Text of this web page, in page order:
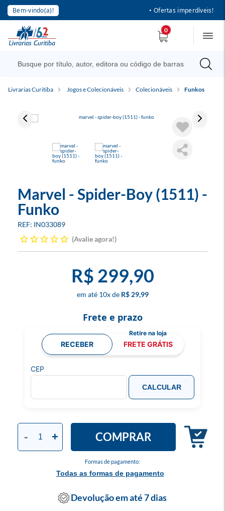
Bem-vindo(a)! • Ofertas imperdíveis!
0
Livrarias Curitiba Jogos e Colecionáveis Colecionáveis Funkos
Marvel - Spider-Boy (1511) -
Funko
IN033089
Avalie agora!
R$ 299,90
10x R$ 29,99
Formas de pagamento:
Todas as formas de pagamento
- + COMPRAR
Frete e prazo
RECEBER FRETE GRÁTIS
CEP
CALCULAR
Devolução em até 7 dias